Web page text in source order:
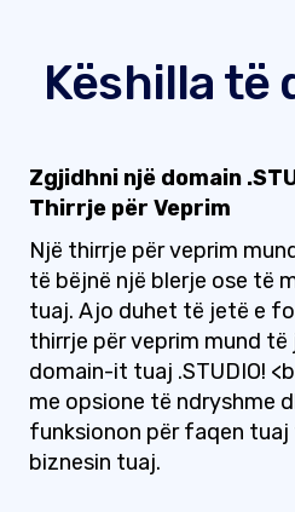
Këshilla të
Zgjidhni një domain
Thirrje për Veprim
Një thirrje për veprim
të bëjnë një blerje ose të
tuaj. Ajo duhet të jetë e
thirrje për veprim mund
domain-it tuaj .STUDIO!
me opsione të ndryshme
funksionon për faqen
biznesin tuaj.